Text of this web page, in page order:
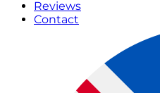
Reviews
Contact